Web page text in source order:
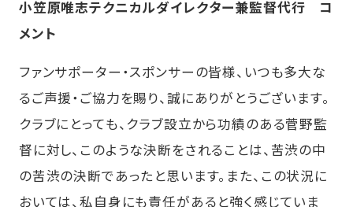
小笠原唯志テクニカルダイレクター兼監督代行 コ
メント
ファンサポーター・スポンサーの皆様、いつも多大な
るご声援・ご協力を賜り、誠にありがとうございます。
クラブにとっても、クラブ設立から功績のある菅野監
督に対し、このような決断をされることは、苦渋の中
の苦渋の決断であったと思います。また、この状況に
おいては、私自身にも責任があると強く感じていま